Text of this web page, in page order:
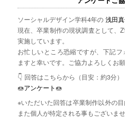
ソーシャルデザイン学科4年の 浅田
現在、卒業制作の現状調査として、
実施しています。
お忙しいところ恐縮ですが、下記
ますと幸いです。ご協力よろしくお
👇 回答はこちらから（目安：約3分）
🍩アンケート🍩
※いただいた回答は卒業制作以外の目
また個人が特定される事もございませ